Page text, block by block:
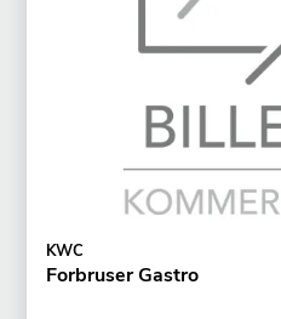
KWC
Forbruser Gastro